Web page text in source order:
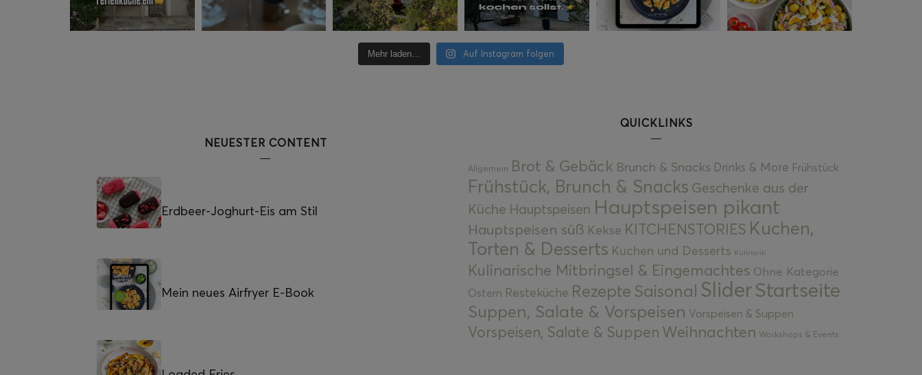
Mehr laden… Auf Instagram folgen
NEUESTER CONTENT
Erdbeer-Joghurt-Eis am Stil
Mein neues Airfryer E-Book
QUICKLINKS
Allgemein Brot & Gebäck Brunch & Snacks Drinks & More Frühstück
Frühstück, Brunch & Snacks Geschenke aus der
Küche Hauptspeisen Hauptspeisen pikant
Hauptspeisen süß Kekse KITCHENSTORIES Kuchen,
Torten & Desserts Kuchen und Desserts Kulinarik
Kulinarische Mitbringsel & Eingemachtes Ohne Kategorie
Ostern Resteküche Rezepte Saisonal SliderStartseite
Suppen, Salate & Vorspeisen Vorspeisen & Suppen
Vorspeisen, Salate & Suppen Weihnachten Workshops & Events